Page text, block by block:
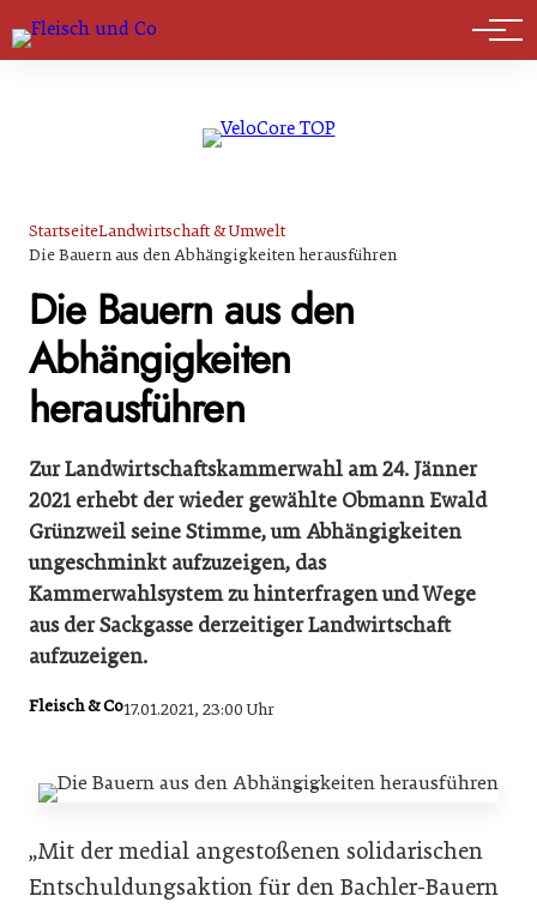
Marktführer
StartseiteLandwirtschaft & Umwelt
Die Bauern aus den Abhängigkeiten herausführen
Die Bauern aus den
Abhängigkeiten
herausführen
Zur Landwirtschaftskammerwahl am 24. Jänner
2021 erhebt der wieder gewählte Obmann Ewald
Grünzweil seine Stimme, um Abhängigkeiten
ungeschminkt aufzuzeigen, das
Kammerwahlsystem zu hinterfragen und Wege
aus der Sackgasse derzeitiger Landwirtschaft
aufzuzeigen.
Fleisch & Co17.01.2021, 23:00 Uhr
„Mit der medial angestoßenen solidarischen
Entschuldungsaktion für den Bachler-Bauern